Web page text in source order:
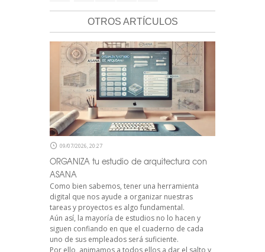
OTROS ARTÍCULOS
09/07/2026, 20:27
ORGANIZA tu estudio de arquitectura con
ASANA
Como bien sabemos, tener una herramienta
digital que nos ayude a organizar nuestras
tareas y proyectos es algo fundamental.
Aún así, la mayoría de estudios no lo hacen y
siguen confiando en que el cuaderno de cada
uno de sus empleados será suficiente.
Por ello, animamos a todos ellos a dar el salto y